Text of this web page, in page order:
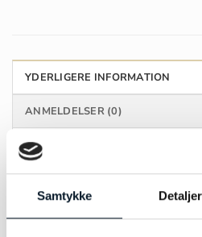
Samtykke Detaljer
YDERLIGERE INFORMATION
ANMELDELSER (0)
MÆRKE by
FARVE